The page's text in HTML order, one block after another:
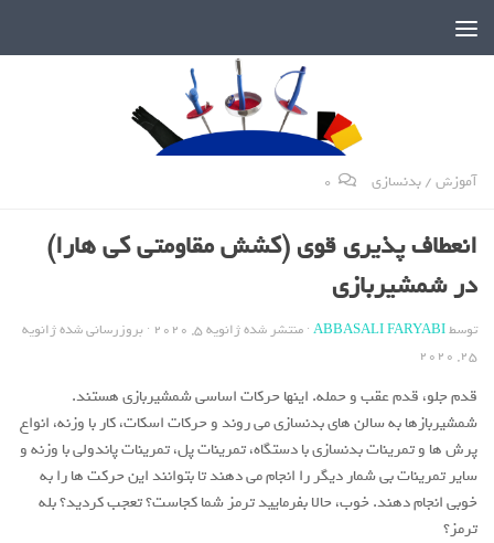
آموزش/بدنسازی 0
انعطاف پذیری قوی (کشش مقاومتی کی هارا)
در شمشیربازی
توسطABBASALI FARYABI · منتشر شدهژانویه 5, 2020 · بروزرسانی شدهژانویه
25, 2020
قدم جلو، قدم عقب و حمله. اینها حرکات اساسی شمشیربازی هستند.
شمشیربازها به سالن های بدنسازی می روند و حرکات اسکات، کار با وزنه، انواع
پرش ها و تمرینات بدنسازی با دستگاه، تمرینات پل، تمرینات پاندولی با وزنه و
سایر تمرینات بی شمار دیگر را انجام می دهند تا بتوانند این حرکت ها را به
خوبی انجام دهند. خوب، حالا بفرمایید ترمز شما کجاست؟ تعجب کردید؟ بله
ترمز؟